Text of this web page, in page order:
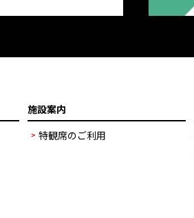
施設案内
特観席のご利用